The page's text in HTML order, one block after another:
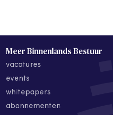
Meer Binnenlands Bestuur
vacatures
events
whitepapers
abonnementen